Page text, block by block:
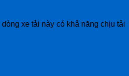
xe tải này có khả năng chịu tải